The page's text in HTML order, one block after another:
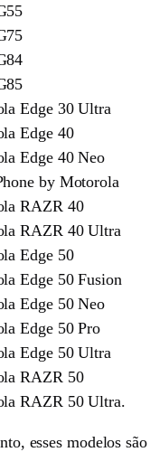
Edge 30 Ultra
Edge 40
Edge 40 Neo
by Motorola
RAZR 40
RAZR 40 Ultra
Edge 50
Edge 50 Fusion
Edge 50 Neo
Edge 50 Pro
Edge 50 Ultra
RAZR 50
RAZR 50 Ultra.
esses modelos